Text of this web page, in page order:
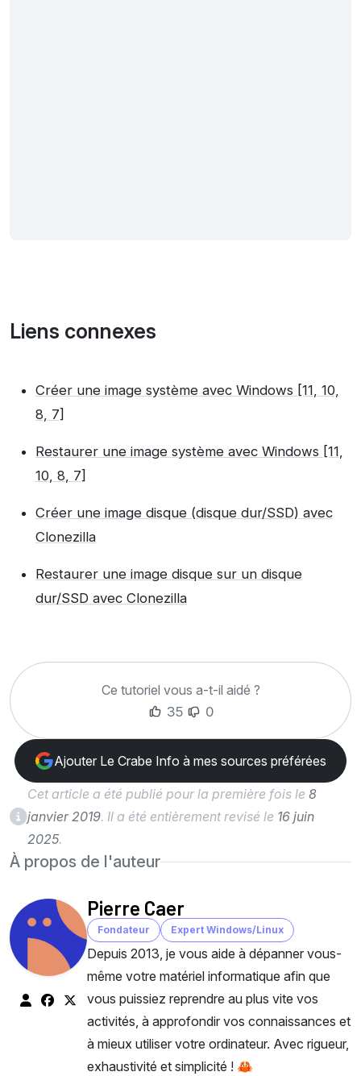
Liens connexes
Créer une image système avec Windows [11, 10,
8, 7]
Restaurer une image système avec Windows [11,
10, 8, 7]
Créer une image disque (disque dur/SSD) avec
Clonezilla
Restaurer une image disque sur un disque
dur/SSD avec Clonezilla
Ce tutoriel vous a-t-il aidé ?
35
0
Ajouter Le Crabe Info à mes sources préférées
Cet article a été publié pour la première fois le 8
janvier 2019. Il a été entièrement revisé le 16 juin
2025.
À propos de l'auteur
Pierre Caer
Fondateur Expert Windows/Linux
Depuis 2013, je vous aide à dépanner vous-
même votre matériel informatique afin que
vous puissiez reprendre au plus vite vos
activités, à approfondir vos connaissances et
à mieux utiliser votre ordinateur. Avec rigueur,
exhaustivité et simplicité ! 🦀